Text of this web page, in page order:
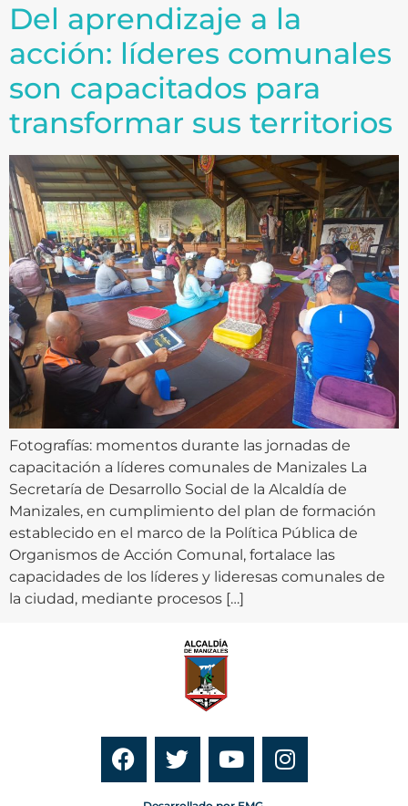
Del aprendizaje a la
acción: líderes comunales
son capacitados para
transformar sus territorios
Fotografías: momentos durante las jornadas de
capacitación a líderes comunales de Manizales La
Secretaría de Desarrollo Social de la Alcaldía de
Manizales, en cumplimiento del plan de formación
establecido en el marco de la Política Pública de
Organismos de Acción Comunal, fortalace las
capacidades de los líderes y lideresas comunales de
la ciudad, mediante procesos […]